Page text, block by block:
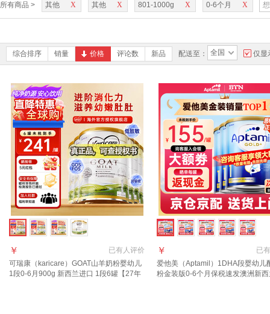
所有商品 > X
其他 X
其他 X
801-1000g X
0-6个月
综合排序 销量 价格 评论数 新品 配送至： 全国 仅显
已有人评价
￥
可瑞康（karicare）GOAT山羊奶粉婴幼儿
1段0-6月900g 新西兰进口 1段6罐【27年
已有
￥
爱他美（Aptamil）1DHA段婴幼儿
粉金装版0-6个月保税速发澳洲新